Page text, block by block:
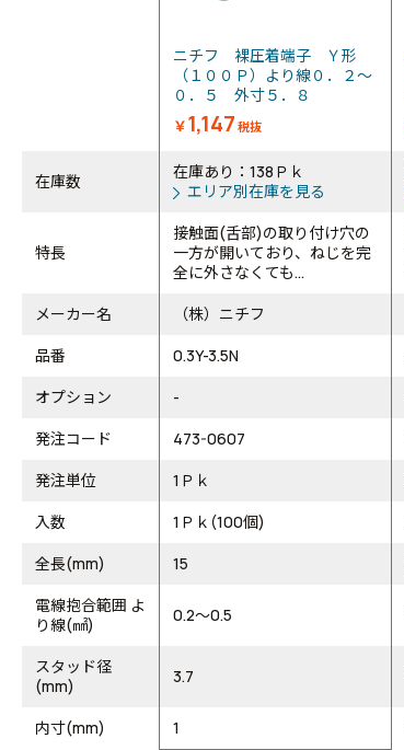
ニチフ 裸圧着端子 Ｙ形
（１００Ｐ）より線０．２～
０．５ 外寸５．８
￥1,147 税抜
在庫数
在庫あり：138Ｐｋ
エリア別在庫を見る
特長
接触面(舌部)の取り付け穴の
一方が開いており、ねじを完
全に外さなくても...
メーカー名
（株）ニチフ
品番
0.3Y-3.5N
オプション
-
発注コード
473-0607
発注単位
1Ｐｋ
入数
1Ｐｋ(100個)
全長(mm)
15
電線抱合範囲 よ
り線(㎟)
0.2～0.5
スタッド径
(mm)
3.7
内寸(mm) 1